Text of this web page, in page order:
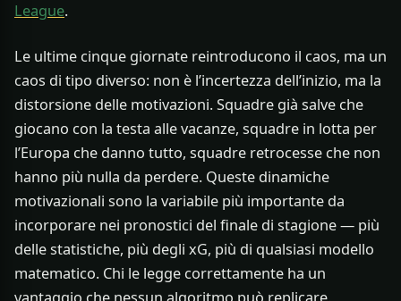
League.
Le ultime cinque giornate reintroducono il caos, ma un
caos di tipo diverso: non è l’incertezza dell’inizio, ma la
distorsione delle motivazioni. Squadre già salve che
giocano con la testa alle vacanze, squadre in lotta per
l’Europa che danno tutto, squadre retrocesse che non
hanno più nulla da perdere. Queste dinamiche
motivazionali sono la variabile più importante da
incorporare nei pronostici del finale di stagione — più
delle statistiche, più degli xG, più di qualsiasi modello
matematico. Chi le legge correttamente ha un